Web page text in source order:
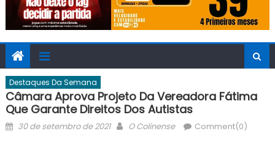
Destaques Da Semana
Câmara Aprova Projeto Da Vereadora Fátima
Que Garante Direitos Dos Autistas
Posted
30 de setembro de 2021 Author
O Colinense Comment(0)